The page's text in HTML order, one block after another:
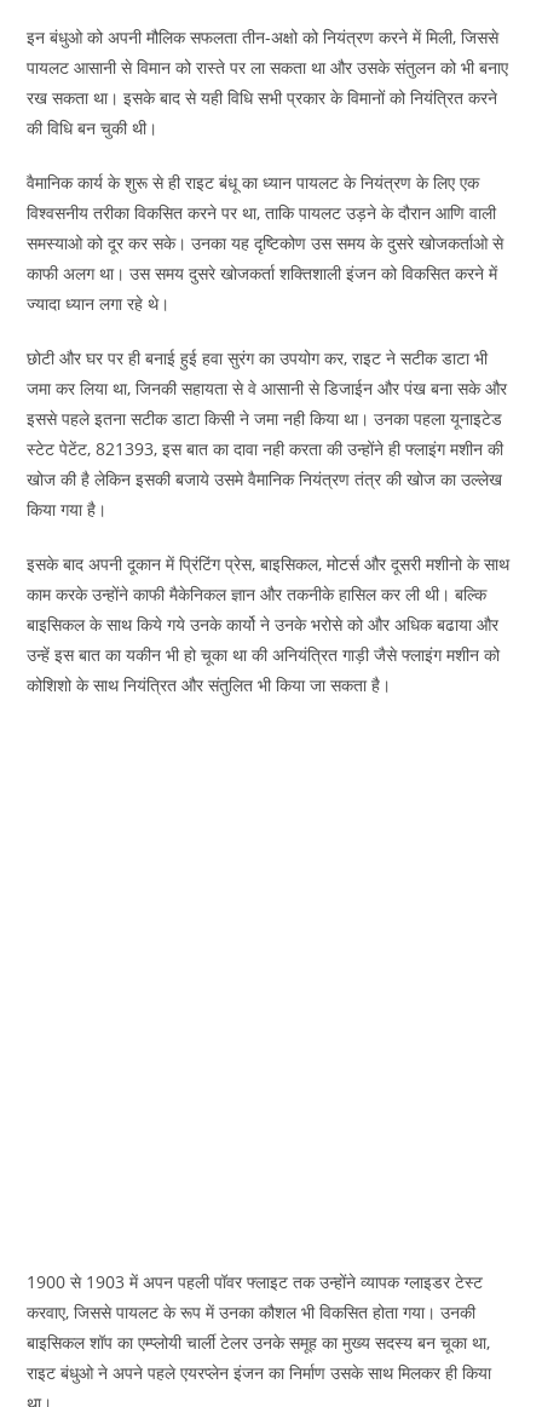
इन बंधुओ को अपनी मौलिक सफलता तीन-अक्षो को नियंत्रण करने में मिली, जिससे
पायलट आसानी से विमान को रास्ते पर ला सकता था और उसके संतुलन को भी बनाए
रख सकता था। इसके बाद से यही विधि सभी प्रकार के विमानों को नियंत्रित करने
की विधि बन चुकी थी।
वैमानिक कार्य के शुरू से ही राइट बंधू का ध्यान पायलट के नियंत्रण के लिए एक
विश्वसनीय तरीका विकसित करने पर था, ताकि पायलट उड़ने के दौरान आणि वाली
समस्याओ को दूर कर सके। उनका यह दृष्टिकोण उस समय के दुसरे खोजकर्ताओ से
काफी अलग था। उस समय दुसरे खोजकर्ता शक्तिशाली इंजन को विकसित करने में
ज्यादा ध्यान लगा रहे थे।
छोटी और घर पर ही बनाई हुई हवा सुरंग का उपयोग कर, राइट ने सटीक डाटा भी
जमा कर लिया था, जिनकी सहायता से वे आसानी से डिजाईन और पंख बना सके और
इससे पहले इतना सटीक डाटा किसी ने जमा नही किया था। उनका पहला यूनाइटेड
स्टेट पेटेंट, 821393, इस बात का दावा नही करता की उन्होंने ही फ्लाइंग मशीन की
खोज की है लेकिन इसकी बजाये उसमे वैमानिक नियंत्रण तंत्र की खोज का उल्लेख
किया गया है।
इसके बाद अपनी दूकान में प्रिंटिंग प्रेस, बाइसिकल, मोटर्स और दूसरी मशीनो के साथ
काम करके उन्होंने काफी मैकेनिकल ज्ञान और तकनीके हासिल कर ली थी। बल्कि
बाइसिकल के साथ किये गये उनके कार्यो ने उनके भरोसे को और अधिक बढाया और
उन्हें इस बात का यकीन भी हो चूका था की अनियंत्रित गाड़ी जैसे फ्लाइंग मशीन को
कोशिशो के साथ नियंत्रित और संतुलित भी किया जा सकता है।
1900 से 1903 में अपन पहली पॉवर फ्लाइट तक उन्होंने व्यापक ग्लाइडर टेस्ट
करवाए, जिससे पायलट के रूप में उनका कौशल भी विकसित होता गया। उनकी
बाइसिकल शॉप का एम्प्लोयी चार्ली टेलर उनके समूह का मुख्य सदस्य बन चूका था,
राइट बंधुओ ने अपने पहले एयरप्लेन इंजन का निर्माण उसके साथ मिलकर ही किया